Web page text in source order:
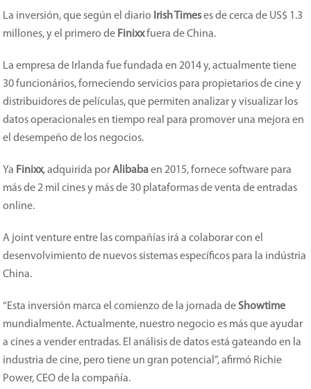
La inversión, que según el diario Irish Timeses de cerca de US$ 1.3
millones, y el primero de Finixxfuera de China.
La empresa de Irlanda fue fundada en 2014 y, actualmente tiene
30 funcionários, forneciendo servicios para propietarios de cine y
distribuidores de películas, que permiten analizar y visualizar los
datos operacionales en tiempo real para promover una mejora en
el desempeño de los negocios.
Ya Finixx, adquirida porAlibabaen 2015, fornece software para
más de 2 mil cines y más de 30 plataformas de venta de entradas
online.
A joint venture entre las compañías irá a colaborar con el
desenvolvimiento de nuevos sistemas específicos para la indústria
China.
“Esta inversión marca el comienzo de la jornada deShowtime
mundialmente. Actualmente, nuestro negocio es más que ayudar
a cines a vender entradas. El análisis de datos está gateando en la
industria de cine, pero tiene un gran potencial”, afirmó Richie
Power, CEO de la compañía.